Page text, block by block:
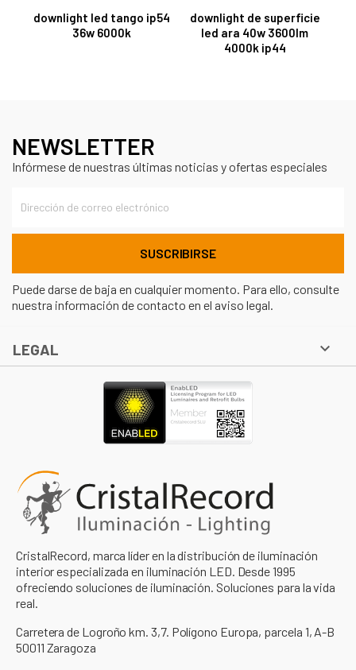
downlight led tango ip54
36w 6000k
downlight de superficie
led ara 40w 3600lm
4000k ip44
NEWSLETTER
Infórmese de nuestras últimas noticias y ofertas especiales
Puede darse de baja en cualquier momento. Para ello, consulte
nuestra información de contacto en el aviso legal.
LEGAL 
CristalRecord, marca líder en la distribución de iluminación
interior especializada en iluminación LED. Desde 1995
ofreciendo soluciones de iluminación. Soluciones para la vida
real.
Carretera de Logroño km. 3,7. Polígono Europa, parcela 1, A-B
50011 Zaragoza